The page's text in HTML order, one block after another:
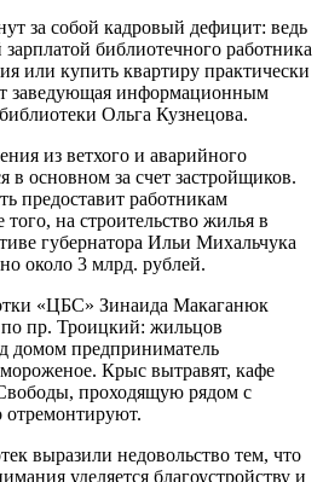
за собой кадровый дефицит: ведь
библиотечного работника
или купить квартиру практически
заведующая информационным
Ольга Кузнецова.
из ветхого и аварийного
в основном за счет застройщиков.
предоставит работникам
на строительство жилья в
губернатора Ильи Михальчука
около 3 млрд. рублей.
«ЦБС» Зинаида Макаганюк
пр. Троицкий: жильцов
домом предприниматель
мороженое. Крыс вытравят, кафе
Свободы, проходящую рядом с
отремонтируют.
выразили недовольство тем, что
уделяется благоустройству и